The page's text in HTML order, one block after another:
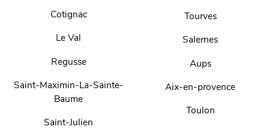
Cotignac
Le Val
Regusse
Saint-Maximin-La-Sainte-
Baume
Saint-Julien
Tourves
Salernes
Aups
Aix-en-provence
Toulon